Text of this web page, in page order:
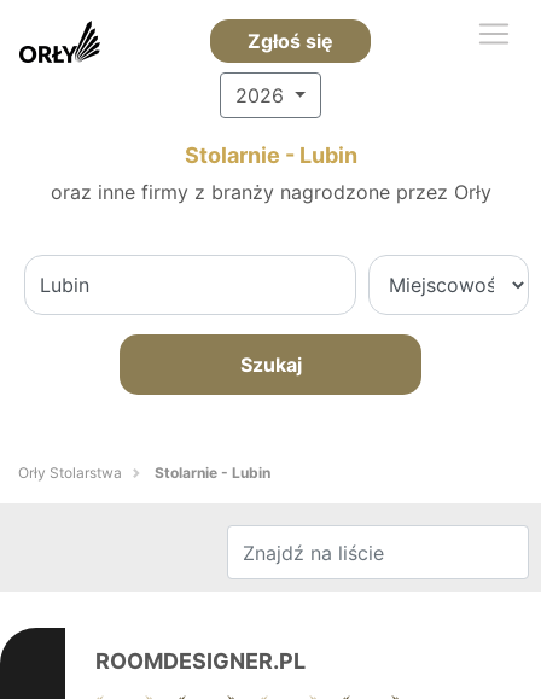
Zgłoś się
2026
Stolarnie - Lubin
oraz inne firmy z branży nagrodzone przez Orły
Szukaj
Orły Stolarstwa Stolarnie - Lubin
ROOMDESIGNER.PL